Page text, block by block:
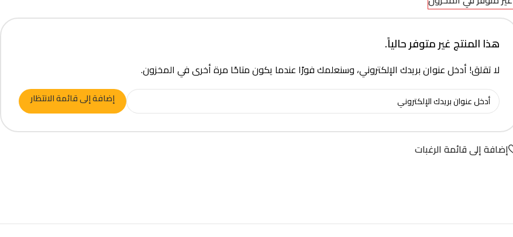
هذا المنتج غير متوفر حالياً.
لا تقلق! أدخل عنوان بريدك الإلكتروني، وسنعلمك فورًا عندما يكون متاحًا مرة أخرى في المخزون.
إضافة إلى قائمة الانتظار
إضافة إلى قائمة الرغبات